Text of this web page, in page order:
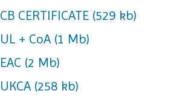
CB CERTIFICATE (529 kb)
UL + CoA (1 Mb)
EAC (2 Mb)
UKCA (258 kb)